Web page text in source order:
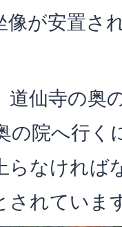
像が安置さ
道仙寺の奥
の院へ行く
らなければ
されていま